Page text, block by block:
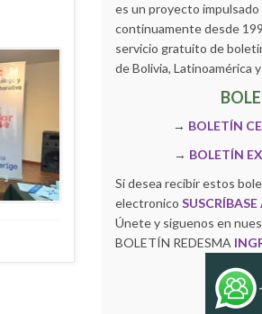
es un proyecto impulsado
continuamente desde
servicio gratuito de
de Bolivia, Latinoamérica
→ BOLETÍN
→ BOLETÍN
Si desea recibir estos
electronico
Únete y siguenos en
BOLETÍN REDESMA